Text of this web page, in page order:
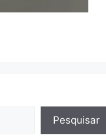
Pesquisar